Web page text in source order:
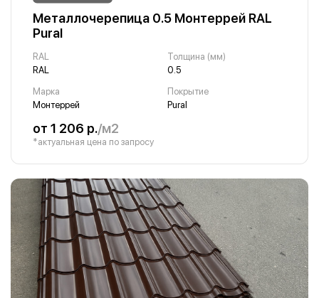
Металлочерепица 0.5 Монтеррей RAL
Pural
RAL
RAL
Толщина (мм)
0.5
Марка
Монтеррей
Покрытие
Pural
от 1 206 р./м2
*актуальная цена по запросу